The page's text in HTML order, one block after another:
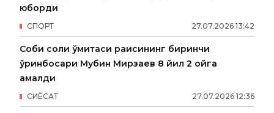
юборди
27.07.2026 13:42
СПОРТ
Собиқ солиқ қўмитаси раисининг биринчи
ўринбосари Мубин Мирзаев 8 йил 2 ойга
қамалди
27.07.2026 12:36
СИËСАТ